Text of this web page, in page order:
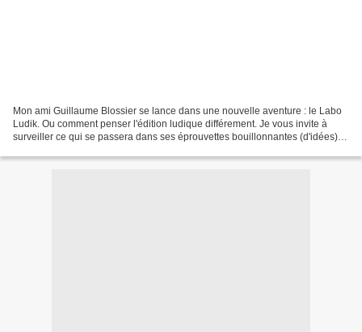
Mon ami Guillaume Blossier se lance dans une nouvelle aventure : le Labo
Ludik. Ou comment penser l'édition ludique différement. Je vous invite à
surveiller ce qui se passera dans ses éprouvettes bouillonnantes (d'idées).